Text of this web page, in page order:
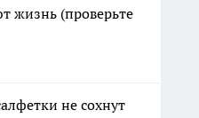
жизнь (проверьте
не сохнут